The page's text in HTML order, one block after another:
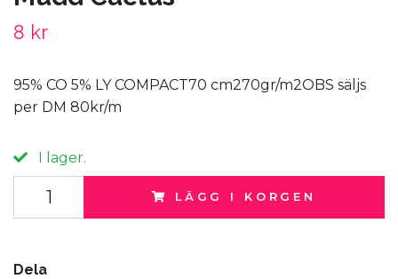
8 kr
95% CO 5% LY COMPACT70 cm270gr/m2OBS säljs
per DM 80kr/m
I lager.
LÄGG I KORGEN
Dela